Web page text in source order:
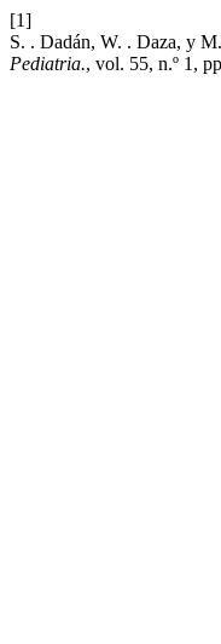
[1]
S. . Dadán, W. . Daza, y
Pediatria., vol. 55, n.º 1,